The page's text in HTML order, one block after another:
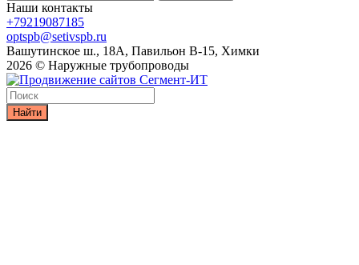
Наши контакты
+79219087185
optspb@setivspb.ru
Вашутинское ш., 18А, Павильон В-15, Химки
2026 © Наружные трубопроводы
Найти